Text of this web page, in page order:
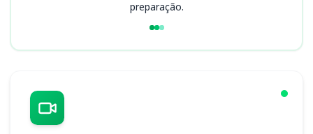
preparação.